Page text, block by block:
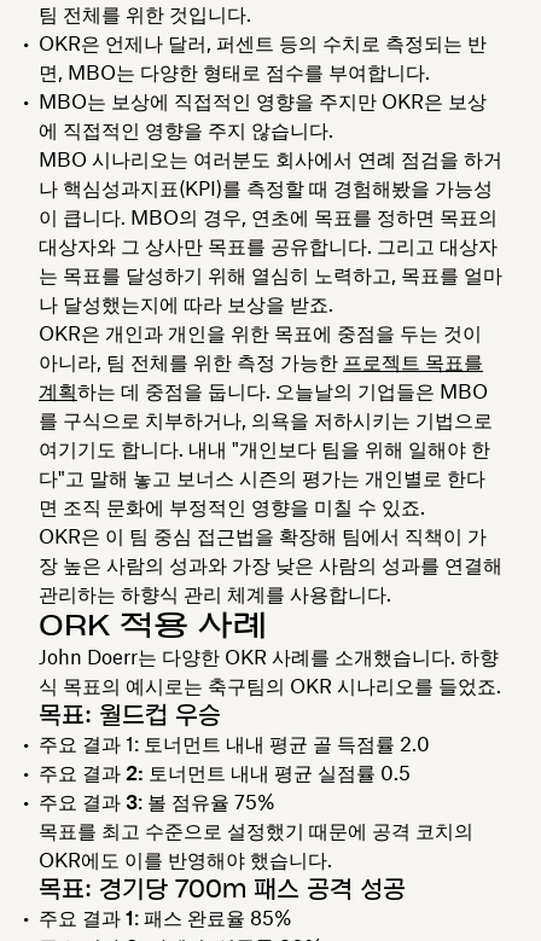
팀 전체를 위한 것입니다.
OKR은 언제나 달러, 퍼센트 등의 수치로 측정되는 반
면, MBO는 다양한 형태로 점수를 부여합니다.
MBO는 보상에 직접적인 영향을 주지만 OKR은 보상
에 직접적인 영향을 주지 않습니다.
MBO 시나리오는 여러분도 회사에서 연례 점검을 하거
나 핵심성과지표(KPI)를 측정할 때 경험해봤을 가능성
이 큽니다. MBO의 경우, 연초에 목표를 정하면 목표의
대상자와 그 상사만 목표를 공유합니다. 그리고 대상자
는 목표를 달성하기 위해 열심히 노력하고, 목표를 얼마
나 달성했는지에 따라 보상을 받죠.
OKR은 개인과 개인을 위한 목표에 중점을 두는 것이
아니라, 팀 전체를 위한 측정 가능한 프로젝트 목표를
계획하는 데 중점을 둡니다. 오늘날의 기업들은 MBO
를 구식으로 치부하거나, 의욕을 저하시키는 기법으로
여기기도 합니다. 내내 "개인보다 팀을 위해 일해야 한
다"고 말해 놓고 보너스 시즌의 평가는 개인별로 한다
면 조직 문화에 부정적인 영향을 미칠 수 있죠.
OKR은 이 팀 중심 접근법을 확장해 팀에서 직책이 가
장 높은 사람의 성과와 가장 낮은 사람의 성과를 연결해
관리하는 하향식 관리 체계를 사용합니다.
ORK 적용 사례
John Doerr는 다양한 OKR 사례를 소개했습니다. 하향
식 목표의 예시로는 축구팀의 OKR 시나리오를 들었죠.
목표: 월드컵 우승
주요 결과 1: 토너먼트 내내 평균 골 득점률 2.0
주요 결과 2: 토너먼트 내내 평균 실점률 0.5
주요 결과 3: 볼 점유율 75%
목표를 최고 수준으로 설정했기 때문에 공격 코치의
OKR에도 이를 반영해야 했습니다.
목표: 경기당 700m 패스 공격 성공
주요 결과 1: 패스 완료율 85%